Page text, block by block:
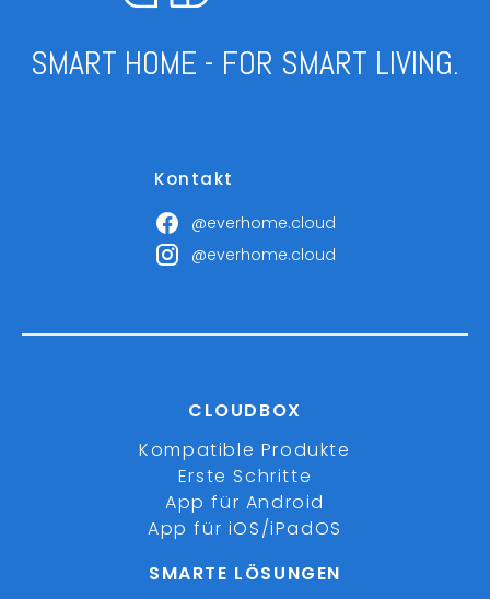
SMART HOME - FOR SMART LIVING.
Kontakt
@everhome.cloud
@everhome.cloud
CLOUDBOX
Kompatible Produkte
Erste Schritte
App für Android
App für iOS/iPadOS
SMARTE LÖSUNGEN